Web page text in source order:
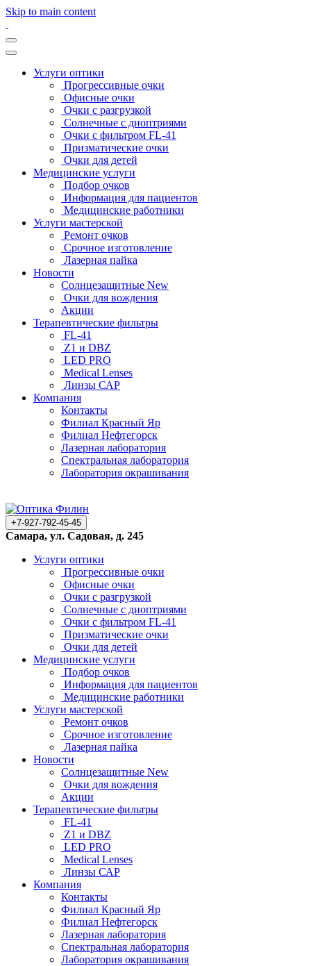
Skip to main content
Услуги оптики
Прогрессивные очки
Офисные очки
Очки с разгрузкой
Солнечные с диоптриями
Очки с фильтром FL-41
Призматические очки
Очки для детей
Медицинские услуги
Подбор очков
Информация для пациентов
Медицинские работники
Услуги мастерской
Ремонт очков
Срочное изготовление
Лазерная пайка
Новости
Солнцезащитные New
Очки для вождения
Акции
Терапевтические фильтры
FL-41
Z1 и DBZ
LED PRO
Medical Lenses
Линзы САР
Компания
Контакты
Филиал Красный Яр
Филиал Нефтегорск
Лазерная лаборатория
Спектральная лаборатория
Лаборатория окрашивания
+7-927-792-45-45
Самара, ул. Садовая, д. 245
Услуги оптики
Прогрессивные очки
Офисные очки
Очки с разгрузкой
Солнечные с диоптриями
Очки с фильтром FL-41
Призматические очки
Очки для детей
Медицинские услуги
Подбор очков
Информация для пациентов
Медицинские работники
Услуги мастерской
Ремонт очков
Срочное изготовление
Лазерная пайка
Новости
Солнцезащитные New
Очки для вождения
Акции
Терапевтические фильтры
FL-41
Z1 и DBZ
LED PRO
Medical Lenses
Линзы САР
Компания
Контакты
Филиал Красный Яр
Филиал Нефтегорск
Лазерная лаборатория
Спектральная лаборатория
Лаборатория окрашивания